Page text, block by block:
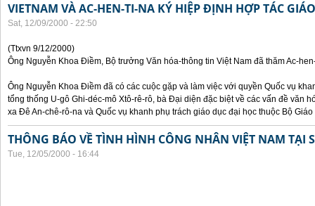
VIETNAM VÀ AC-HEN-TI-NA KÝ HIỆP ĐỊNH HỢP TÁC
Sat, 12/09/2000 - 22:50
(Ttxvn 9/12/2000)
Ông Nguyễn Khoa Điềm, Bộ trưởng Văn hóa-thông tin Việt Nam đã thăm Ac-
Ông Nguyễn Khoa Điềm đã có các cuộc gặp và làm việc với quyền Quốc vụ
tổng thống U-gô Ghi-déc-mô Xtô-rê-rô, bà Đại diện đặc biệt về các vấn đề văn
xa Đê An-chê-rô-na và Quốc vụ khanh phụ trách giáo dục đại học thuộc Bộ
THÔNG BÁO VỀ TÌNH HÌNH CÔNG NHÂN VIỆT NAM TẠI
Tue, 12/05/2000 - 16:44